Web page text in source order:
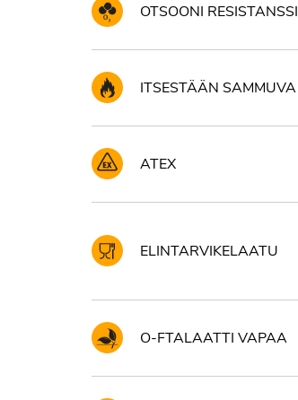
OTSOONI RESISTANSSI
ITSESTÄÄN SAMMUVA
ATEX
ELINTARVIKELAATU
O-FTALAATTI VAPAA